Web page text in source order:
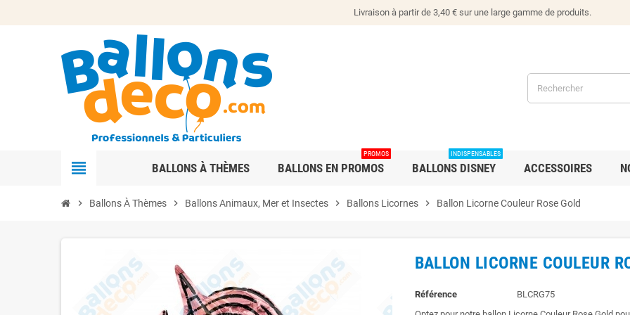
Livraison à partir de 3,40 € sur une large gamme de produits.
view_headline BALLONS À THÈMES BALLONS EN PROMOS
PROMOS
BALLONS DISNEY
INDISPENSABLES
ACCESSOIRES
chevron_right Ballons À Thèmes chevron_right Ballons Animaux, Mer et Insectes chevron_right Ballons Licornes chevron_right Ballon Licorne Couleur Rose Gold
BALLON LICORNE COULEUR
Référence
BLCRG75